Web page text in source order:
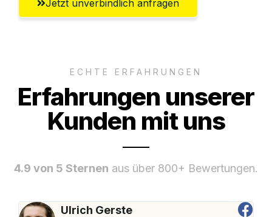
Jetzt unverbindlich anfragen
ECHTE ERFAHRUNGEN
Erfahrungen unserer
Kunden mit uns
4.9 von 5 Sternen aus über 800+ Bewertungen.
Ulrich Gerste